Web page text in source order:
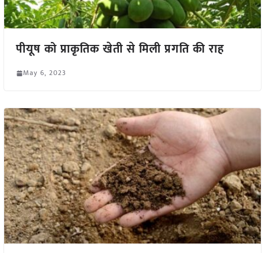
पीयूष को प्राकृतिक खेती से मिली प्रगति की राह
May 6, 2023